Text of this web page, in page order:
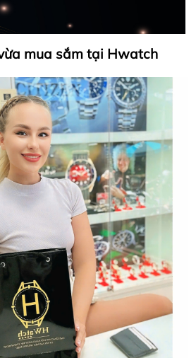
mua sắm tại Hwatch